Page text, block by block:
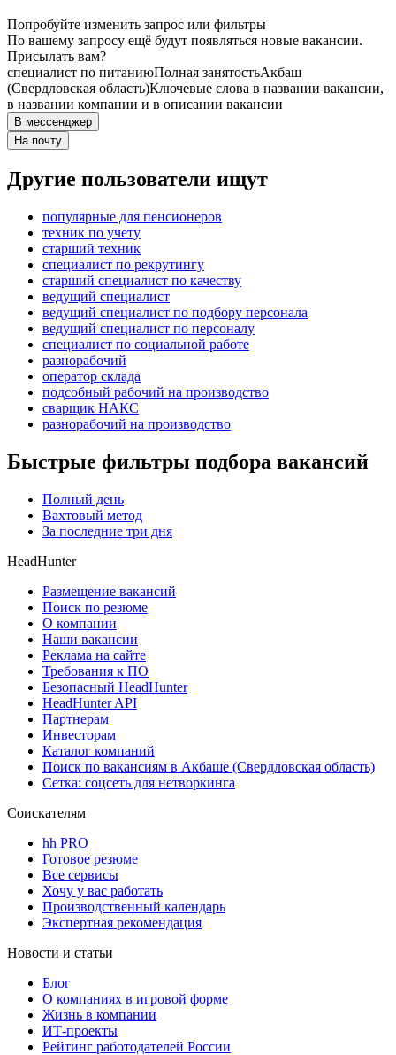
Попробуйте изменить запрос или фильтры
По вашему запросу ещё будут появляться новые вакансии.
Присылать вам?
специалист по питаниюПолная занятостьАкбаш
(Свердловская область)Ключевые слова в названии вакансии,
в названии компании и в описании вакансии
В мессенджер
На почту
Другие пользователи ищут
популярные для пенсионеров
техник по учету
старший техник
специалист по рекрутингу
старший специалист по качеству
ведущий специалист
ведущий специалист по подбору персонала
ведущий специалист по персоналу
специалист по социальной работе
разнорабочий
оператор склада
подсобный рабочий на производство
сварщик НАКС
разнорабочий на производство
Быстрые фильтры подбора вакансий
Полный день
Вахтовый метод
За последние три дня
HeadHunter
Размещение вакансий
Поиск по резюме
О компании
Наши вакансии
Реклама на сайте
Требования к ПО
Безопасный HeadHunter
HeadHunter API
Партнерам
Инвесторам
Каталог компаний
Поиск по вакансиям в Акбаше (Свердловская область)
Сетка: соцсеть для нетворкинга
Соискателям
hh PRO
Готовое резюме
Все сервисы
Хочу у вас работать
Производственный календарь
Экспертная рекомендация
Новости и статьи
Блог
О компаниях в игровой форме
Жизнь в компании
ИТ-проекты
Рейтинг работодателей России